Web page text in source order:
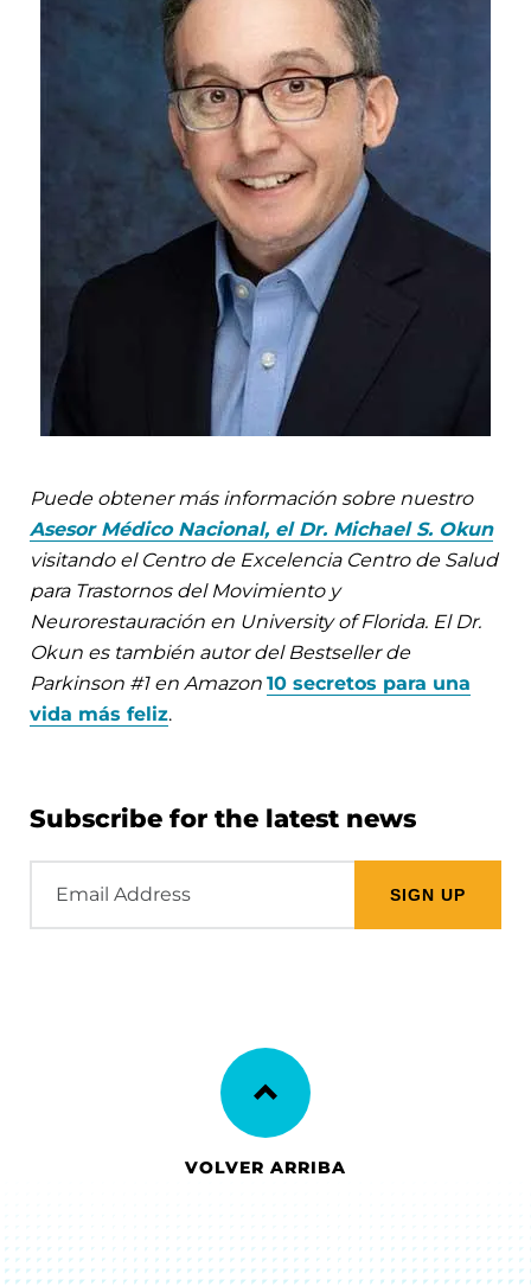
Puede obtener más información sobre nuestro
Asesor Médico Nacional, el Dr. Michael S. Okun
visitando el Centro de Excelencia Centro de Salud
para Trastornos del Movimiento y
Neurorestauración en University of Florida. El Dr.
Okun es también autor del Bestseller de
Parkinson #1 en Amazon 10 secretos para una
vida más feliz.
Subscribe for the latest news
Address
VOLVER ARRIBA